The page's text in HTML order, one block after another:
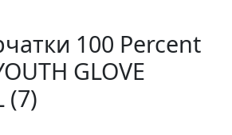
100 Percent
GLOVE
(7)